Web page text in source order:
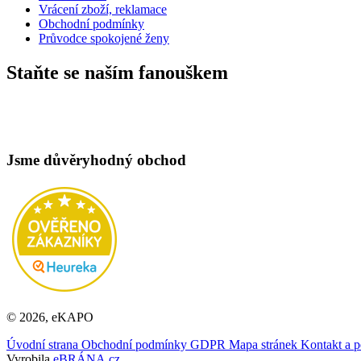
Vrácení zboží, reklamace
Obchodní podmínky
Průvodce spokojené ženy
Staňte se naším fanouškem
Jsme důvěryhodný obchod
© 2026, eKAPO
Úvodní strana Obchodní podmínky GDPR Mapa stránek Kontakt a